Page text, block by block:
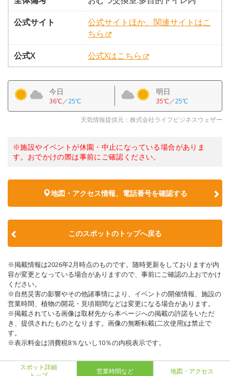
公式サイト
公式サイトほか、関連サイトはこ
ちら
公式X
公式Xはこちら
今日
36℃／25℃
明日
35℃／25℃
天気情報提供元：株式会社ライフビジネスウェザー
※施設やイベントが休園・中止になっている場合がありま
す。おでかけの際は事前にご確認ください。
地図・アクセス情報、電話番号を確認する
このスポットのトップへ戻る
※掲載情報は2026年2月時点のものです。随時更新をしておりますが内
容が変更となっている場合がありますので、事前にご確認の上おでかけ
ください。
※自然災害の影響やその他諸事情により、イベントの開催情報、施設の
営業時間、植物の開花・見頃期間などは変更になる場合があります。
※掲載されている画像は取材先から本ページへの掲載の許諾をいただ
き、提供されたものとなります。画像の無断転載(二次使用)は禁止で
す。
※表示料金は消費税8％ないし10％の内税表示です。
スポット詳細
営業時間など 地図・アクセス